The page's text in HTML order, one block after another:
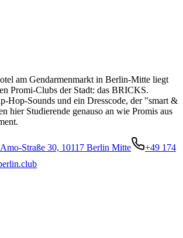
am Gendarmenmarkt in Berlin-Mitte liegt
Promi-Clubs der Stadt: das BRICKS.
Hop-Sounds und ein Dresscode, der "smart &
hier Studierende genauso an wie Promis aus
Straße 30, 10117 Berlin Mitte
+49 174